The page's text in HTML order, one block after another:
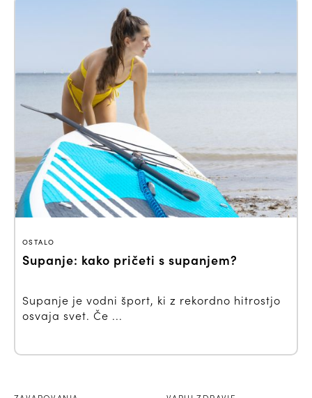
OSTALO
Supanje: kako pričeti s supanjem?
Supanje je vodni šport, ki z rekordno hitrostjo
osvaja svet. Če ...